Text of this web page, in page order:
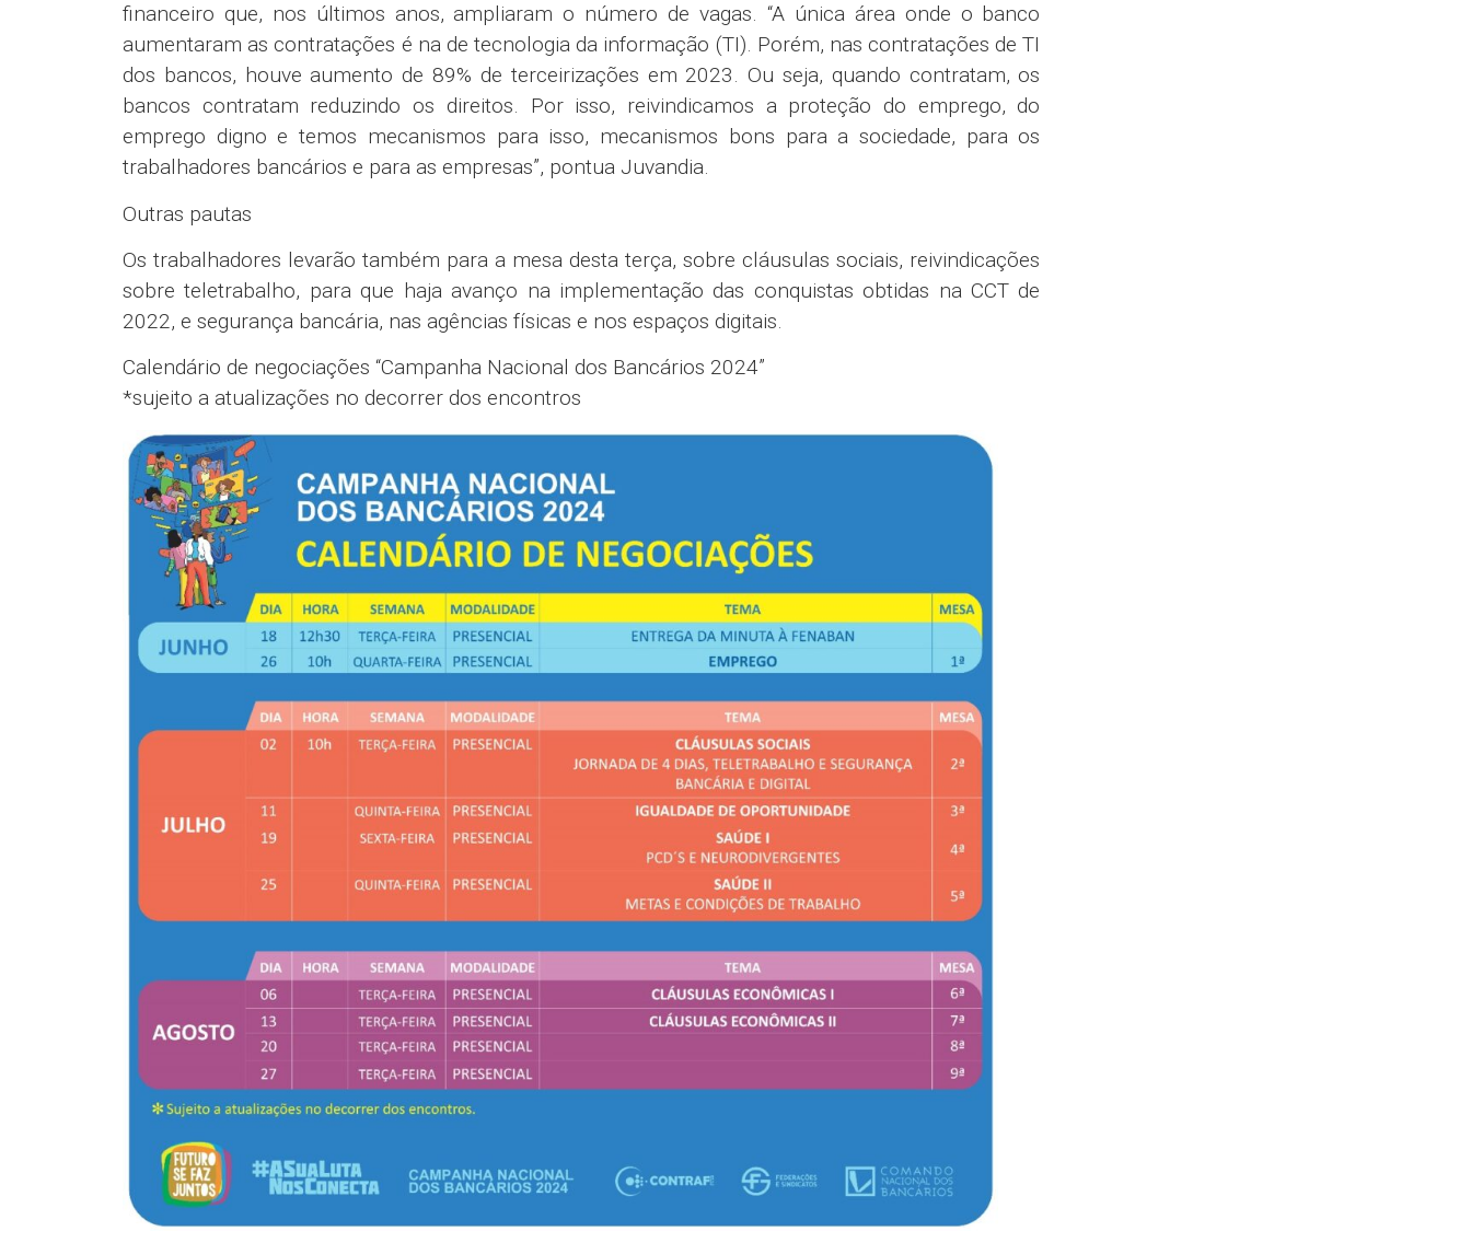
financeiro que, nos últimos anos, ampliaram o número de vagas. “A única área onde o banco
aumentaram as contratações é na de tecnologia da informação (TI). Porém, nas contratações de TI
dos bancos, houve aumento de 89% de terceirizações em 2023. Ou seja, quando contratam, os
bancos contratam reduzindo os direitos. Por isso, reivindicamos a proteção do emprego, do
emprego digno e temos mecanismos para isso, mecanismos bons para a sociedade, para os
trabalhadores bancários e para as empresas”, pontua Juvandia.
Outras pautas
Os trabalhadores levarão também para a mesa desta terça, sobre cláusulas sociais, reivindicações
sobre teletrabalho, para que haja avanço na implementação das conquistas obtidas na CCT de
2022, e segurança bancária, nas agências físicas e nos espaços digitais.
Calendário de negociações “Campanha Nacional dos Bancários 2024”
*sujeito a atualizações no decorrer dos encontros